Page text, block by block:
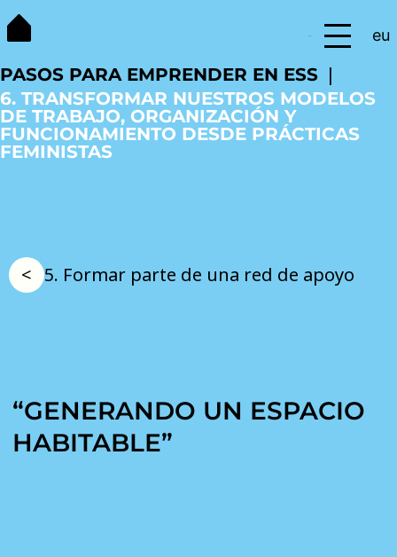
Saltar
al
contenido
eu
PASOS PARA EMPRENDER EN ESS
6. TRANSFORMAR NUESTROS MODELOS
DE TRABAJO, ORGANIZACIÓN Y
FUNCIONAMIENTO DESDE PRÁCTICAS
FEMINISTAS
5. Formar parte de una red de apoyo
“GENERANDO UN ESPACIO
HABITABLE”